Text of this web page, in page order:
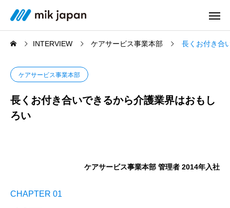
INTERVIEW ケアサービス事業本部 長くお付き合
ケアサービス事業本部
長くお付き合いできるから介護業界はおもし
ろい
ケアサービス事業本部 管理者 2014年入社
CHAPTER 01